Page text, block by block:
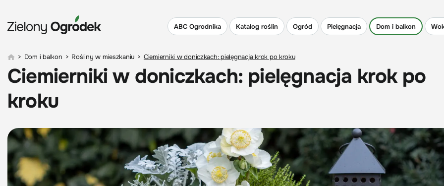
ABC Ogrodnika Katalog roślin Ogród Pielęgnacja Dom i balkon
> Dom i balkon > Rośliny w mieszkaniu > Ciemierniki w doniczkach: pielęgnacja krok po kroku
Ciemierniki w doniczkach: pielęgnacja krok po
kroku